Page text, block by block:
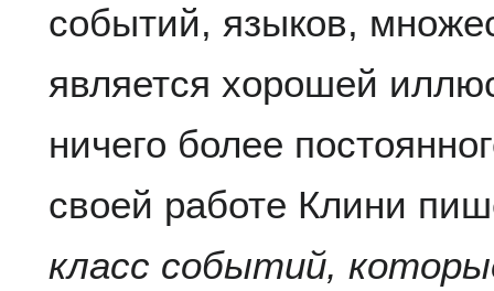
событий, языков,
является хорошей
ничего более
своей работе Клини
класс событий,